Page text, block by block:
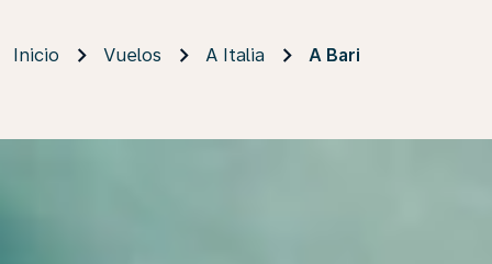
Inicio Vuelos A Italia A Bari